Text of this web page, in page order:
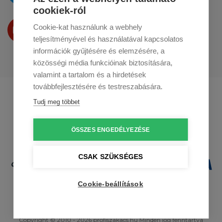
cookiek-ról
Cookie-kat használunk a webhely
teljesítményével és használatával kapcsolatos
információk gyűjtésére és elemzésére, a
közösségi média funkcióinak biztosítására,
valamint a tartalom és a hirdetések
továbbfejlesztésére és testreszabására.
Tudj meg többet
ÖSSZES ENGEDÉLYEZÉSE
CSAK SZÜKSÉGES
Cookie-beállítások
Termékeinket
a Youtube-on is bemutatjuk
Profikuchar.sk
Profikuchař.cz
Copyright © 2010 - 2026 profiszakacs.hu Minden jog fenntartva